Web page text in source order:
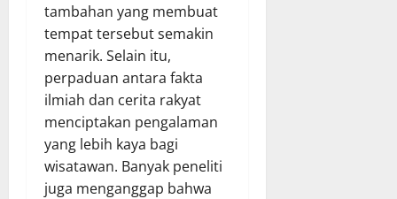
tambahan yang membuat
tempat tersebut semakin
menarik. Selain itu,
perpaduan antara fakta
ilmiah dan cerita rakyat
menciptakan pengalaman
yang lebih kaya bagi
wisatawan. Banyak peneliti
juga menganggap bahwa